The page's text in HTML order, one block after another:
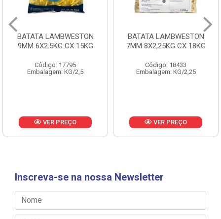
BATATA LAMBWESTON
9MM 6X2.5KG CX 15KG
Código: 17795
Embalagem: KG/2,5
VER PREÇO
BATATA LAMBWESTON
7MM 8X2,25KG CX 18KG
Código: 18433
Embalagem: KG/2,25
VER PREÇO
Inscreva-se na nossa Newsletter